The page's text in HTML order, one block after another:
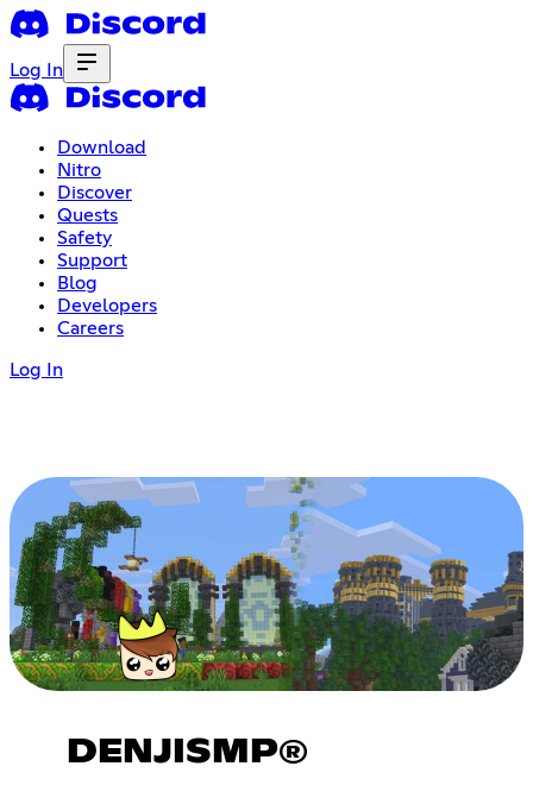
Log In
Download
Nitro
Discover
Quests
Safety
Support
Blog
Developers
Careers
Log In
DENJISMP®